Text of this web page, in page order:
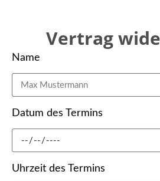
Vertrag
Name
Datum des Termins
Uhrzeit des Termins